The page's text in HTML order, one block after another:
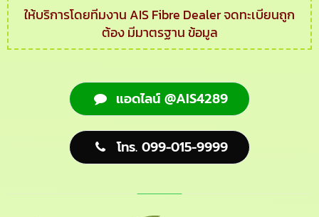
ให้บริการโดยทีมงาน AIS Fibre Dealer จดทะเบียนถูก
ต้อง มีมาตรฐาน ข้อมูล
แอดไลน์ @AIS4289
โทร. 099-015-9999